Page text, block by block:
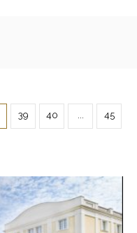
39 40 ... 45